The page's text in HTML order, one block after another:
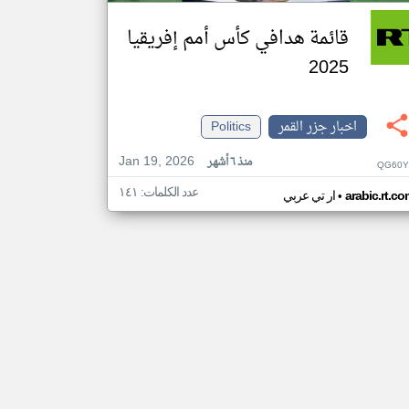
قائمة هدافي كأس أمم إفريقيا
2025
اخبار جزر القمر
Politics
Jan 19, 2026
منذ ٦ أشهر
ار تي عربي• عدد الكلمات: ١٤١